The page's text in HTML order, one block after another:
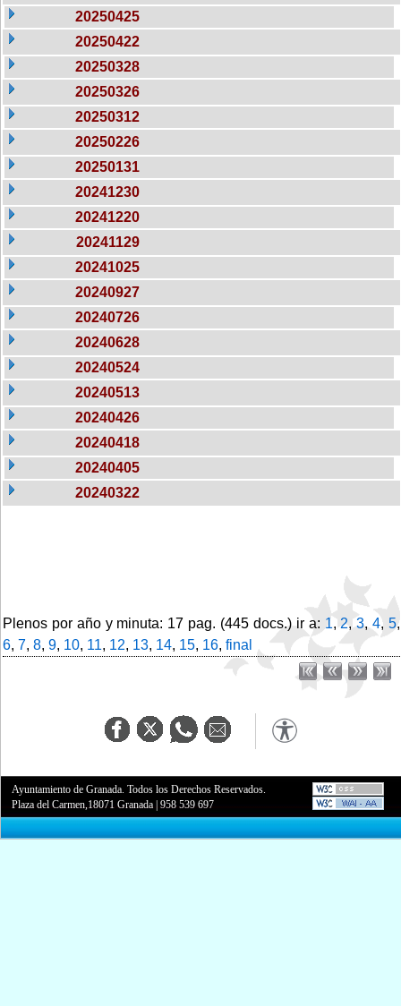
20250425
20250422
20250328
20250326
20250312
20250226
20250131
20241230
20241220
20241129
20241025
20240927
20240726
20240628
20240524
20240513
20240426
20240418
20240405
20240322
Plenos por año y minuta: 17 pag. (445 docs.) ir a: 1,2,3,4,5,
6, 7, 8, 9, 10, 11, 12, 13, 14, 15, 16, final
Ayuntamiento de Granada. Todos los Derechos Reservados.
Plaza del Carmen,18071 Granada |958 539 697